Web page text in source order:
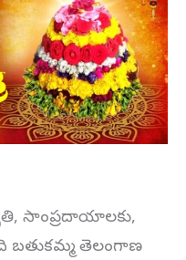
సాంప్రదాయాలకు,
బతుకమ్మ. తెలంగాణ